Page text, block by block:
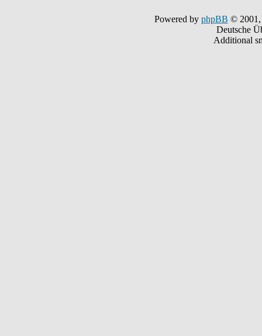
Powered by phpBB © 2001,
Deutsche
Additional